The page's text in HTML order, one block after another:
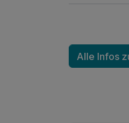
Alle Infos